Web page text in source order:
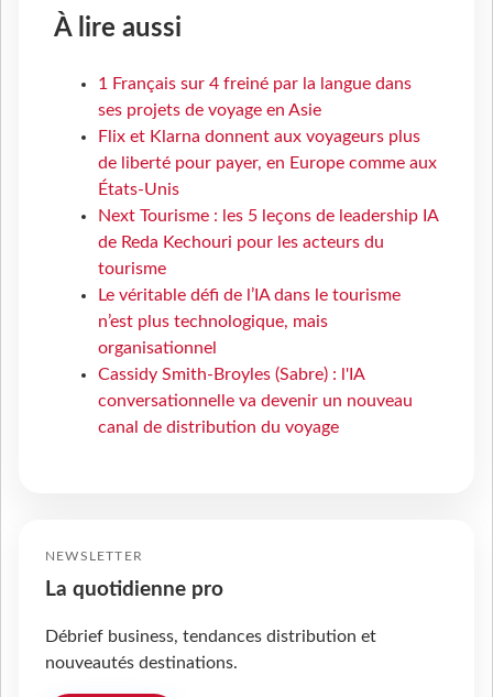
À lire aussi
1 Français sur 4 freiné par la langue dans
ses projets de voyage en Asie
Flix et Klarna donnent aux voyageurs plus
de liberté pour payer, en Europe comme aux
États-Unis
Next Tourisme : les 5 leçons de leadership IA
de Reda Kechouri pour les acteurs du
tourisme
Le véritable défi de l’IA dans le tourisme
n’est plus technologique, mais
organisationnel
Cassidy Smith-Broyles (Sabre) : l'IA
conversationnelle va devenir un nouveau
canal de distribution du voyage
NEWSLETTER
La quotidienne pro
Débrief business, tendances distribution et
nouveautés destinations.